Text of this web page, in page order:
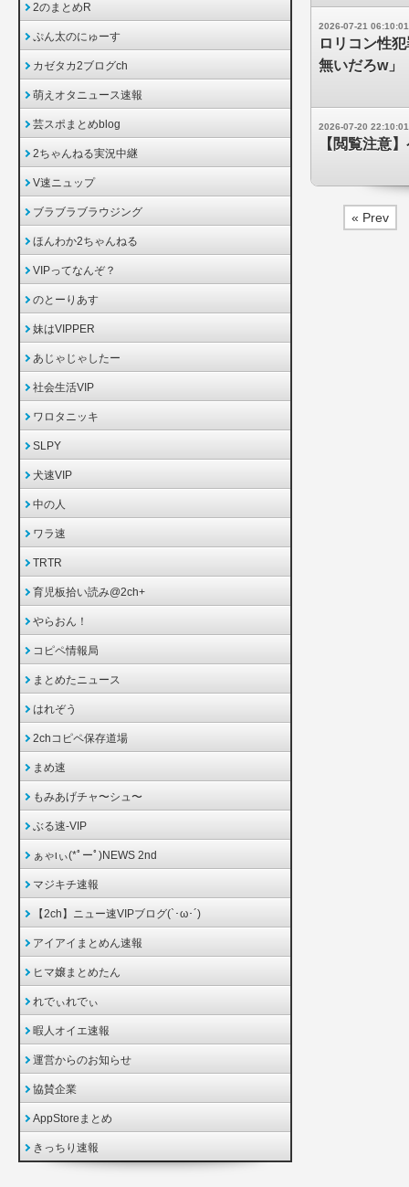
2026-07-21 06:10:01
ロリコン性
無いだろw」
2026-07-20 22:10:01
【閲覧注意
« Prev
2のまとめR
ぷん太のにゅーす
カゼタカ2ブログch
萌えオタニュース速報
芸スポまとめblog
2ちゃんねる実況中継
V速ニュップ
ブラブラブラウジング
ほんわか2ちゃんねる
VIPってなんぞ？
のとーりあす
妹はVIPPER
あじゃじゃしたー
社会生活VIP
ワロタニッキ
SLPY
犬速VIP
中の人
ワラ速
TRTR
育児板拾い読み@2ch+
やらおん！
コピペ情報局
まとめたニュース
はれぞう
2chコピペ保存道場
まめ速
もみあげチャ〜シュ〜
ぶる速-VIP
ぁゃιぃ(*ﾟーﾟ)NEWS 2nd
マジキチ速報
【2ch】ニュー速VIPブログ(`･ω･´)
アイアイまとめん速報
ヒマ嬢まとめたん
れでぃれでぃ
暇人オイエ速報
運営からのお知らせ
協賛企業
AppStoreまとめ
きっちり速報